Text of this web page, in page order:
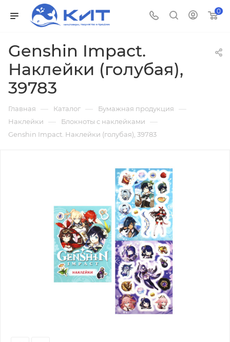
0
Genshin Impact.
Наклейки (голубая),
39783
Главная — Каталог — Бумажная продукция —
Наклейки — Блокноты с наклейками —
Genshin Impact. Наклейки (голубая), 39783